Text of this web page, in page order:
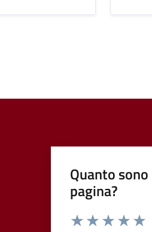
Quanto
pagina?
Valuta da 1 a 5 stelle la